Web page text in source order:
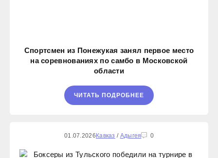
Спортсмен из Понежукая занял первое место
на соревнованиях по самбо в Московской
области
ЧИТАТЬ ПОДРОБНЕЕ
01.07.2026Кавказ / Адыгея 0